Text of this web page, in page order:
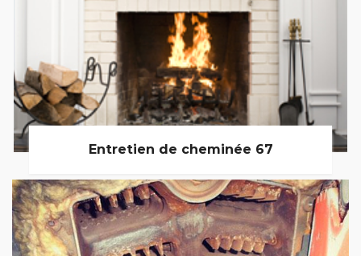
Entretien de cheminée 67